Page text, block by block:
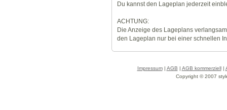
Du kannst den Lageplan jederzeit
ACHTUNG:
Die Anzeige des Lageplans
den Lageplan nur bei einer schnellen
Impressum| AGB | AGB kommerziell|
Copyright © 2007